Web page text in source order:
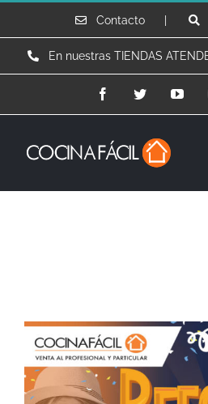
al
Contacto |
En nuestras TIENDAS
FacebookTwitter
Ver
imagen
más